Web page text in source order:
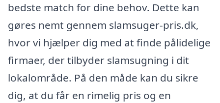
bedste match for dine behov. Dette kan
gøres nemt gennem slamsuger-pris.dk,
hvor vi hjælper dig med at finde pålidelige
firmaer, der tilbyder slamsugning i dit
lokalområde. På den måde kan du sikre
dig, at du får en rimelig pris og en